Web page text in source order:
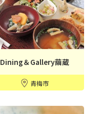
Dining＆Gallery繭蔵
青梅市